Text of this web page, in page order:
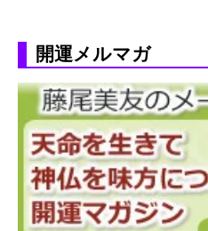
開運メルマガ